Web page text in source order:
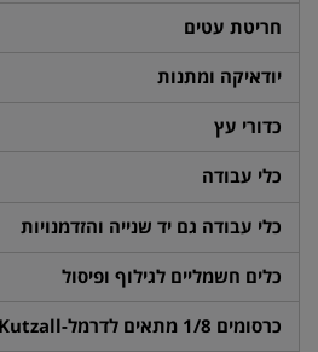
חריטת עטים
יודאיקה ומתנות
כדורי עץ
כלי עבודה
כלי עבודה גם יד שנייה והזדמנויות
כלים חשמליים לגילוף ופיסול
כרסומים 1/8 מתאים לדרמל-Kutzall